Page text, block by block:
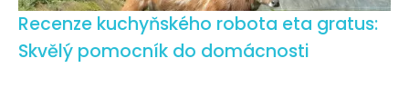
Recenze kuchyňského robota eta gratus:
Skvělý pomocník do domácnosti